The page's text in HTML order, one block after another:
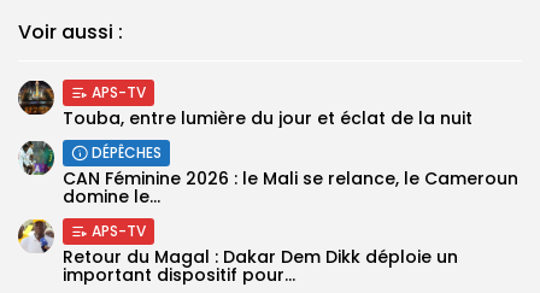
Voir aussi :
APS-TV
Touba, entre lumière du jour et éclat de la nuit
DÉPÊCHES
‎CAN Féminine 2026 : le Mali se relance, le Cameroun
domine le...
APS-TV
Retour du Magal : Dakar Dem Dikk déploie un
important dispositif pour...